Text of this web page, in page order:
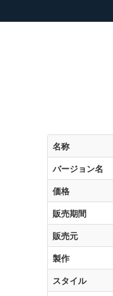
名称
バージョン名
価格
販売期間
販売元
製作
スタイル